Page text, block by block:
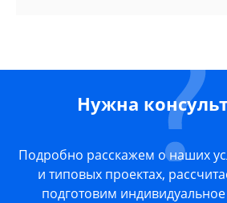
Нужна
Подробно расскажем о наших
и типовых проектах,
подготовим